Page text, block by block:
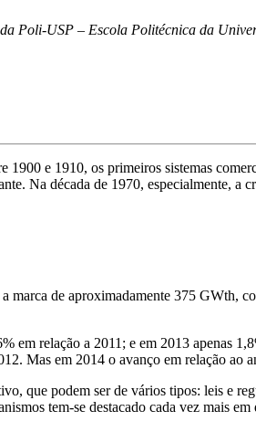
Poli-USP – Escola Politécnica da
e 1910, os primeiros sistemas
Na década de 1970, especialmente, a
de aproximadamente 375 GWth,
em relação a 2011; e em 2013 apenas
Mas em 2014 o avanço em relação ao
que podem ser de vários tipos: leis e
tem-se destacado cada vez mais